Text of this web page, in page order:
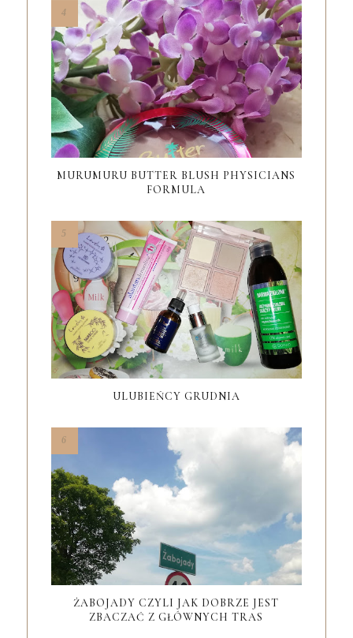
MURUMURU BUTTER BLUSH PHYSICIANS
FORMULA
ULUBIEŃCY GRUDNIA
ŻABOJADY CZYLI JAK DOBRZE JEST
ZBACZAĆ Z GŁÓWNYCH TRAS